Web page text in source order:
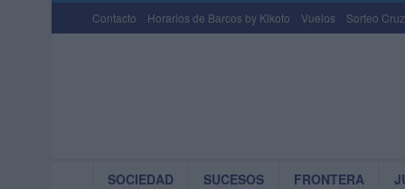
Contacto Horarios de Barcos by Kikoto Vuelos Sorteo
SOCIEDAD SUCESOS FRONTERA